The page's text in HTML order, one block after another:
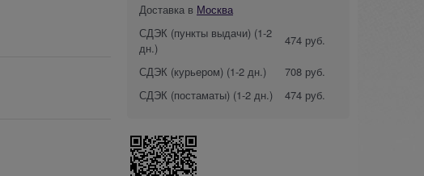
Доставка в Москва
СДЭК (пункты выдачи) (1-2
дн.)
474 руб.
СДЭК (курьером) (1-2 дн.)
708 руб.
СДЭК (постаматы) (1-2 дн.) 474 руб.